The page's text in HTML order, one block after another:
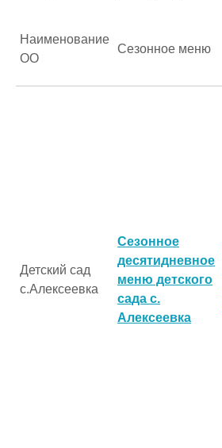
Наименование
ОО
Сезонное меню
Детский сад
с.Алексеевка
Сезонное
десятидневное
меню детского
сада с.
Алексеевка